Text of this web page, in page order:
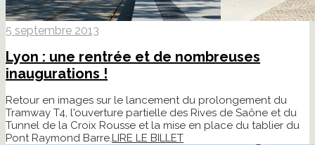
5 septembre 2013
Lyon : une rentrée et de nombreuses
inaugurations !
Retour en images sur le lancement du prolongement du
Tramway T4, l'ouverture partielle des Rives de Saône et du
Tunnel de la Croix Rousse et la mise en place du tablier du
Pont Raymond Barre.LIRE LE BILLET